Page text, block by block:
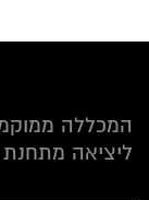
המכללה
ליציאה